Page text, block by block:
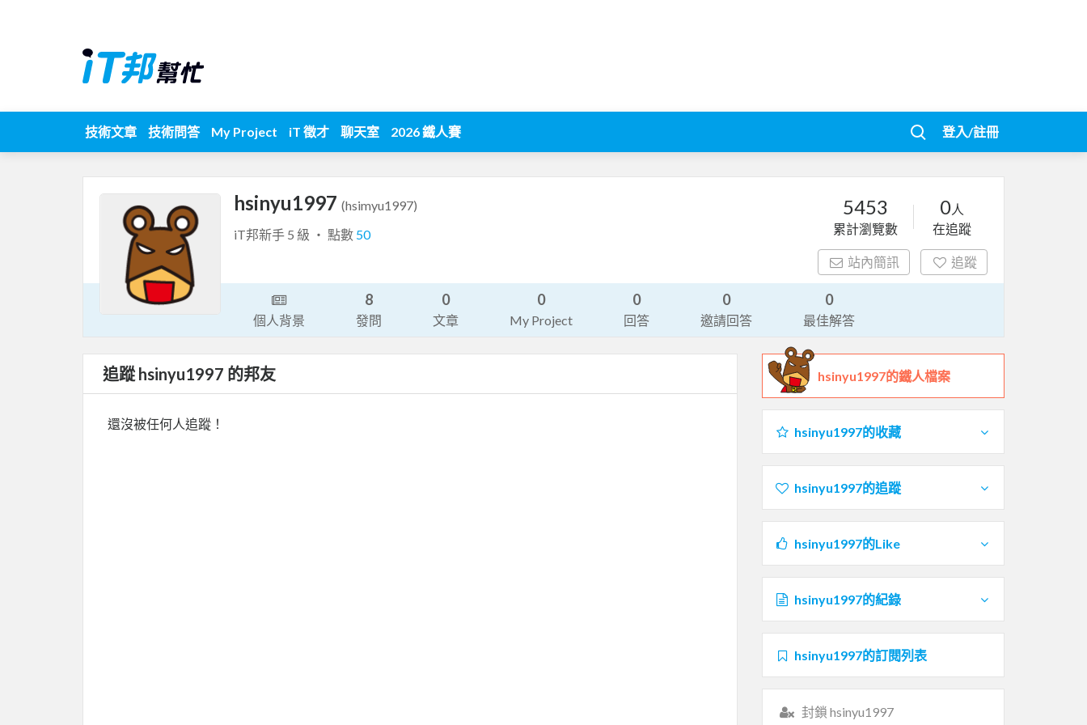
技術文章 技術問答 My Project iT 徵才 聊天室 2026 鐵人賽 登入/註冊
hsinyu1997 (hsimyu1997)
iT邦新手 5 級 ‧ 點數 50
5453
累計瀏覽數
0人
在追蹤
站內簡訊 追蹤
個人背景
8
發問
0
文章
0
My Project
0
回答
0
邀請回答
0
最佳解答
追蹤 hsinyu1997 的邦友
還沒被任何人追蹤！
hsinyu1997的鐵人檔案
hsinyu1997的收藏
hsinyu1997的追蹤
hsinyu1997的Like
hsinyu1997的紀錄
hsinyu1997的訂閱列表
封鎖 hsinyu1997